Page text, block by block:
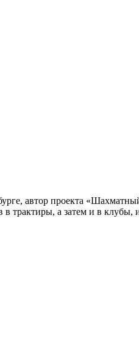
автор проекта
трактиры, а затем и в